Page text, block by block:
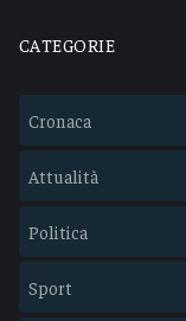
CATEGORIE
Cronaca
Attualità
Politica
Sport